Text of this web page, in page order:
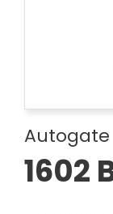
Autogate
1602